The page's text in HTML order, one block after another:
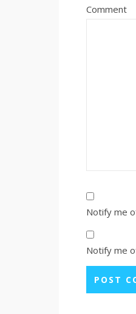
Comment
Notify me
Notify me